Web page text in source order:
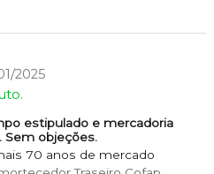
2025
estipulado e mercadoria
Sem objeções.
70 anos de mercado